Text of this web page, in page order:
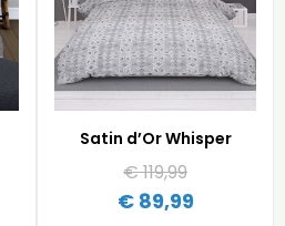
Satin d’Or Whisper
€119,99
€89,99